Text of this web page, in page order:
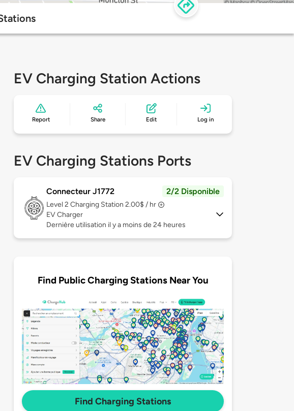
EV Charging Station Actions
Report Share Edit Log in
EV Charging Stations Ports
Connecteur J1772 2/2 Disponible
Level 2 Charging Station 2.00$ / hr
EV Charger
Dernière utilisation il y a moins de 24 heures
Find Public Charging Stations Near You
Find Charging Stations